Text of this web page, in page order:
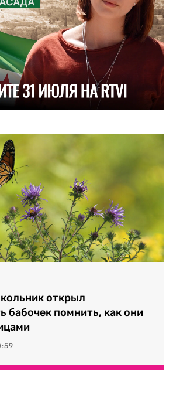
открыл
бабочек помнить, как они